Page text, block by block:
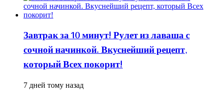
Завтрак за 10 минут! Рулет из лаваша с
сочной начинкой. Вкуснейший рецепт,
который Всех покорит!
7 дней тому назад